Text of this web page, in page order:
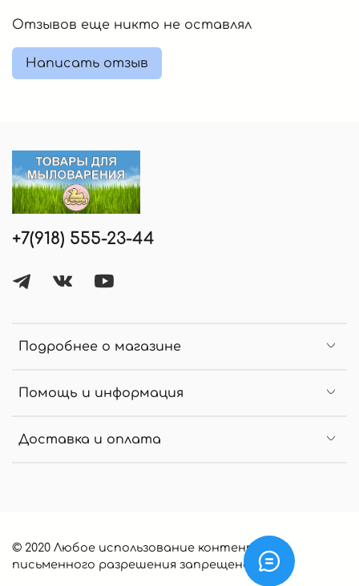
Отзывов еще никто не оставлял
Написать отзыв
Подробнее о магазине
Помощь и информация
Доставка и оплата
+7(918) 555-23-44
© 2020 Любое использование контента без
письменного разрешения запрещено